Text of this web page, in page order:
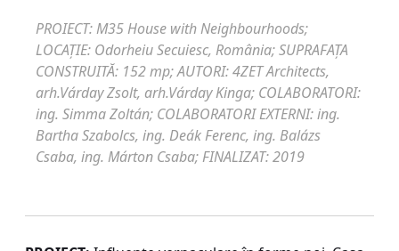
PROIECT: M35 House with Neighbourhoods;
LOCAŢIE: Odorheiu Secuiesc, România; SUPRAFAŢA
CONSTRUITĂ: 152 mp; AUTORI: 4ZET Architects,
arh.Várday Zsolt, arh.Várday Kinga; COLABORATORI:
ing. Simma Zoltán; COLABORATORI EXTERNI: ing.
Bartha Szabolcs, ing. Deák Ferenc, ing. Balázs
Csaba, ing. Márton Csaba; FINALIZAT: 2019